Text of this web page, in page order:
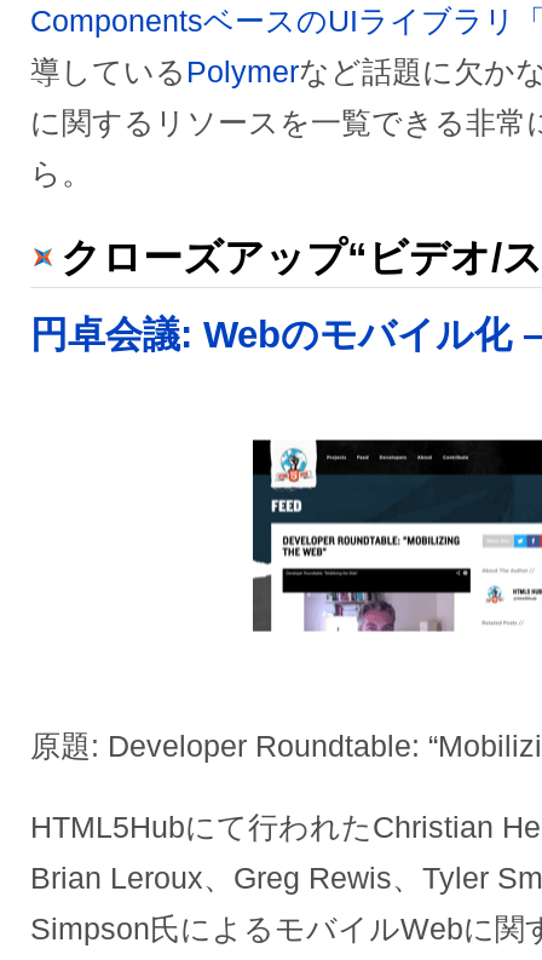
ComponentsベースのUIライブラリ
導している Polymerなど話題に欠か
に関するリソースを一覧できる非常
ら。
クローズアップ“ビデオ/
円卓会議: Webのモバイル化
原題: Developer Roundtable:
HTML5Hubにて行われたChristian
Brian Leroux、Greg Rewis、Tyler
Simpson氏によるモバイルWebに関